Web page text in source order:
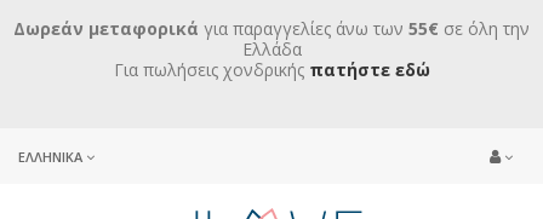
Δωρεάν μεταφορικά για παραγγελίες άνω των 55€ σε όλη την
Ελλάδα
Για πωλήσεις χονδρικής πατήστε εδώ
ΕΛΛΗΝΙΚΆ